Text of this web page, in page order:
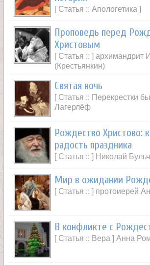
[ Статья :: Апологетика ]
Проповедь перед
Христовым
[ Статья :: ] архимандрит
(Крестьянкин)
Святая ночь
[ Статья :: Перекрестки
Лагерлёф
Рождество Христово:
радость праздника
[ Статья :: ] Николай
Мир в ожидании
[ Статья :: ] протоиерей
В конфликте с
[ Статья :: Вера ] Анна